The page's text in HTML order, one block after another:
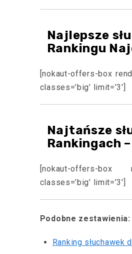
Najlepsze
Rankingu
[nokaut-offers-box
classes=’big’ limit=’3′]
Najtańsze
Rankingach
[nokaut-offers-box
classes=’big’ limit=’3′]
Podobne zestawienia:
Ranking słuchawek